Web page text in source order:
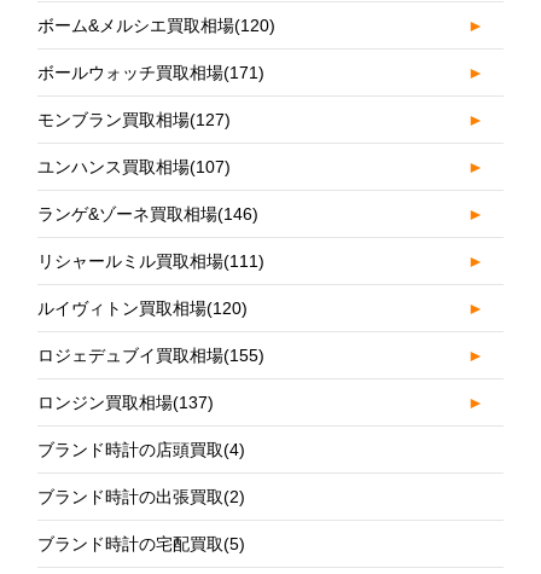
ボーム&メルシエ買取相場(120) ►
ボールウォッチ買取相場(171) ►
モンブラン買取相場(127) ►
ユンハンス買取相場(107) ►
ランゲ&ゾーネ買取相場(146) ►
リシャールミル買取相場(111) ►
ルイヴィトン買取相場(120) ►
ロジェデュブイ買取相場(155) ►
ロンジン買取相場(137) ►
ブランド時計の店頭買取(4)
ブランド時計の出張買取(2)
ブランド時計の宅配買取(5)